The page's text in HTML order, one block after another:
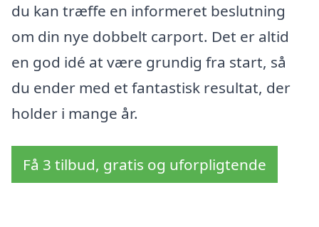
du kan træffe en informeret beslutning
om din nye dobbelt carport. Det er altid
en god idé at være grundig fra start, så
du ender med et fantastisk resultat, der
holder i mange år.
Få 3 tilbud, gratis og uforpligtende